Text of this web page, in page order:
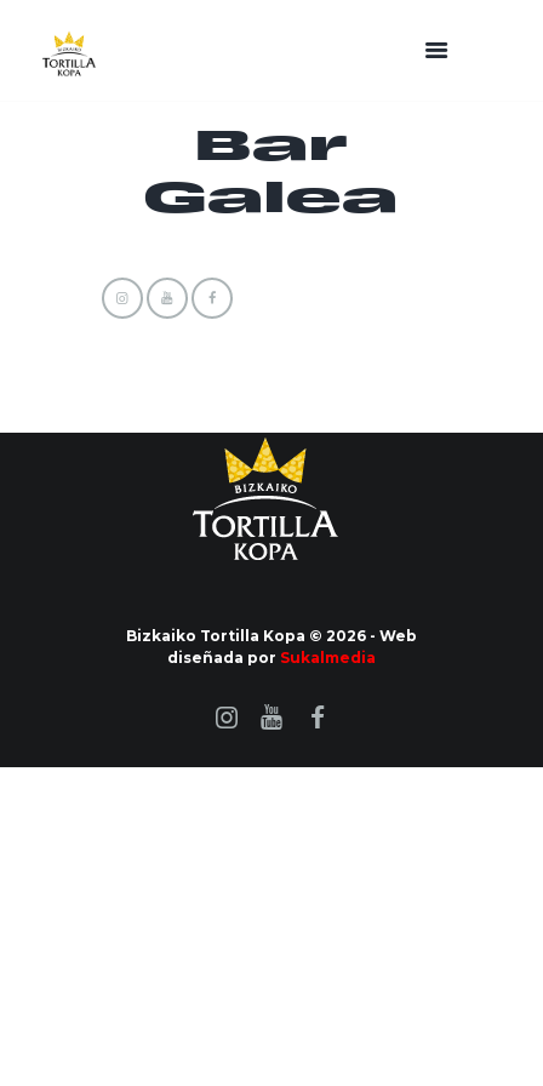
Bar
Galea
Bizkaiko Tortilla Kopa © 2026 - Web
diseñada por Sukalmedia